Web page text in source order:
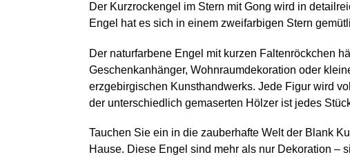
Der Kurzrockengel im Stern mit Gong wird in
Engel hat es sich in einem zweifarbigen Stern
Der naturfarbene Engel mit kurzen Faltenröckchen
Geschenkanhänger, Wohnraumdekoration oder
erzgebirgischen Kunsthandwerks. Jede Figur wird
der unterschiedlich gemaserten Hölzer ist jedes
Tauchen Sie ein in die zauberhafte Welt der Blank
Hause. Diese Engel sind mehr als nur Dekoration –